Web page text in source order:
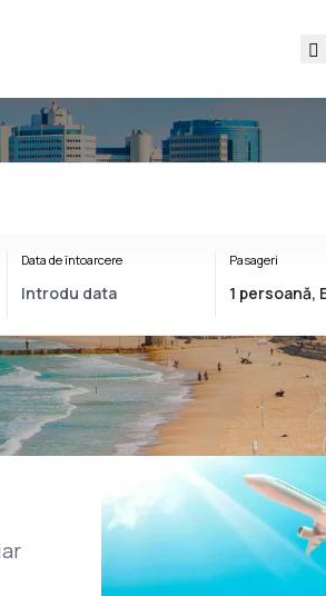
Data de întoarcere Pasageri